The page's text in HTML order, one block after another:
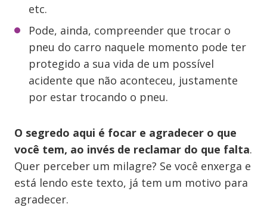
etc.
Pode, ainda, compreender que trocar o
pneu do carro naquele momento pode ter
protegido a sua vida de um possível
acidente que não aconteceu, justamente
por estar trocando o pneu.
O segredo aqui é focar e agradecer o que
você tem, ao invés de reclamar do que falta.
Quer perceber um milagre? Se você enxerga e
está lendo este texto, já tem um motivo para
agradecer.